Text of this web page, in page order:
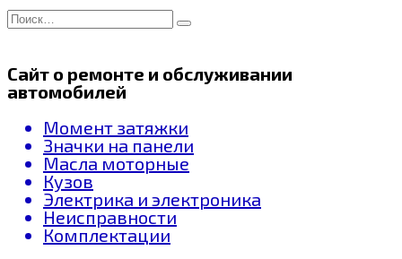
Перейти
к
Search
for:
Сайт о ремонте и обслуживании
автомобилей
Момент затяжки
Значки на панели
Масла моторные
Кузов
Электрика и электроника
Неисправности
Комплектации